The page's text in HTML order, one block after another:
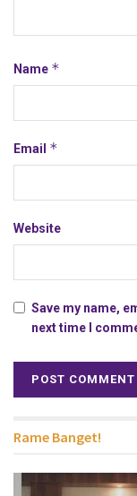
Name *
Email *
Website
Save my name,
next time I
Rame Banget!